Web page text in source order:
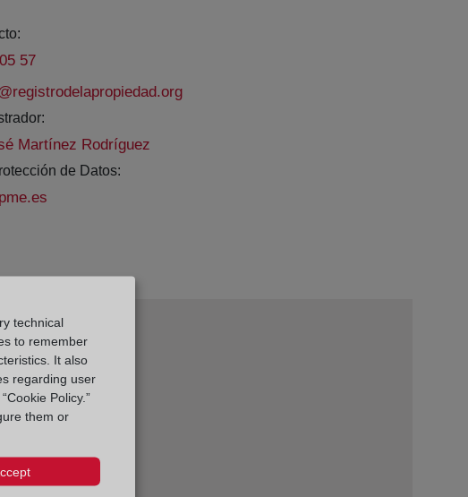
57
Martínez Rodríguez
de Datos:
technical
to remember
It also
regarding user
Policy.”
them or